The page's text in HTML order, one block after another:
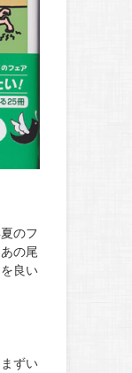
のフ
の尾
を良い
ずい